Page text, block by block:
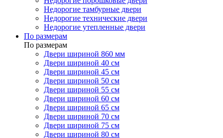
Недорогие тамбурные двери
Недорогие технические двери
Недорогие утепленные двери
По размерам
По размерам
Двери шириной 860 мм
Двери шириной 40 см
Двери шириной 45 см
Двери шириной 50 см
Двери шириной 55 см
Двери шириной 60 см
Двери шириной 65 см
Двери шириной 70 см
Двери шириной 75 см
Двери шириной 80 см